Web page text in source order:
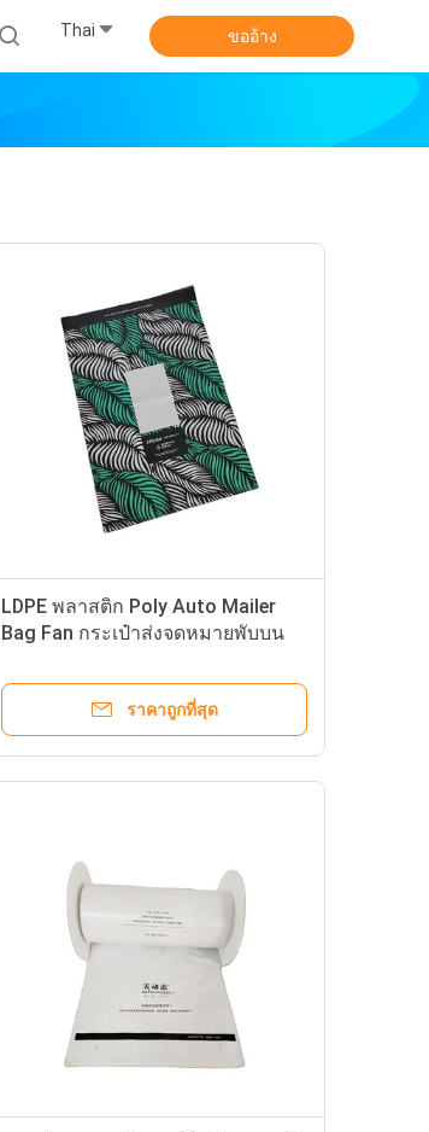
Thai ขออ้าง
LDPE พลาสติก Poly Auto Mailer
Bag Fan กระเป๋าส่งจดหมายพับบน
ราคาถูกที่สุด